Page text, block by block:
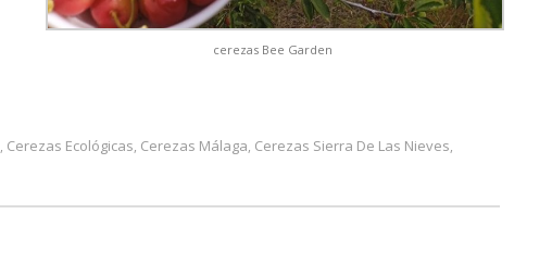
cerezas Bee Garden
, Cerezas Ecológicas, Cerezas Málaga, Cerezas Sierra De Las Nieves,